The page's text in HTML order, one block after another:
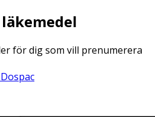
för dig som vill prenumerera